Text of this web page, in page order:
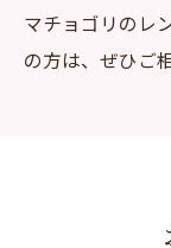
マチョゴリのレ
の方は、ぜひご